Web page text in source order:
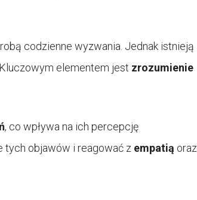
codzienne wyzwania. Jednak istnieją
elementem jest zrozumienie
, co wpływa na ich percepcję
objawów i reagować z empatią oraz